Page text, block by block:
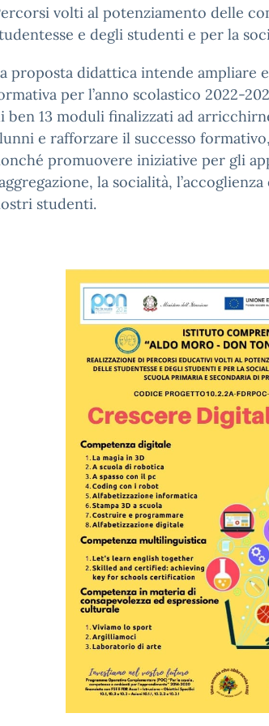
volti al potenziamento delle
e degli studenti e per la
proposta didattica intende ampliare
per l’anno scolastico 2022-
ben 13 moduli finalizzati ad
e rafforzare il successo
promuovere iniziative per gli
la socialità,
studenti.